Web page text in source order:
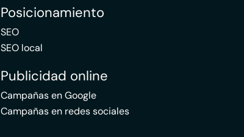
Posicionamiento
SEO
SEO local
Publicidad online
Campañas en Google
Campañas en redes sociales